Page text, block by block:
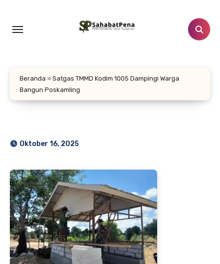
konten
Beranda » Satgas TMMD Kodim 1005 Dampingi Warga
Bangun Poskamling
Oktober 16, 2025